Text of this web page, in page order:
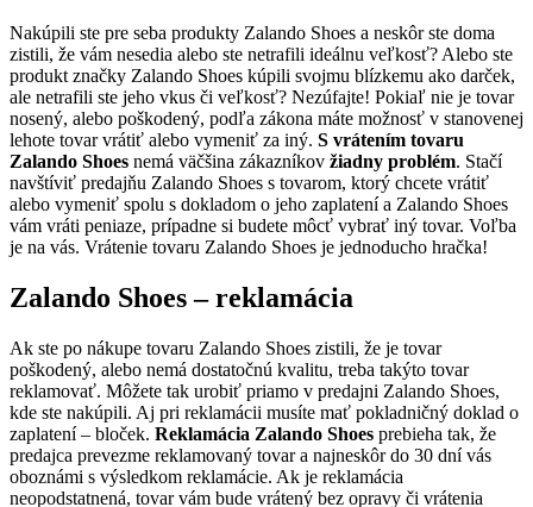
Nakúpili ste pre seba produkty Zalando Shoes a neskôr ste doma
zistili, že vám nesedia alebo ste netrafili ideálnu veľkosť? Alebo ste
produkt značky Zalando Shoes kúpili svojmu blízkemu ako darček,
ale netrafili ste jeho vkus či veľkosť? Nezúfajte! Pokiaľ nie je tovar
nosený, alebo poškodený, podľa zákona máte možnosť v stanovenej
lehote tovar vrátiť alebo vymeniť za iný. S vrátením tovaru
Zalando Shoes nemá väčšina zákazníkov žiadny problém. Stačí
navštíviť predajňu Zalando Shoes s tovarom, ktorý chcete vrátiť
alebo vymeniť spolu s dokladom o jeho zaplatení a Zalando Shoes
vám vráti peniaze, prípadne si budete môcť vybrať iný tovar. Voľba
je na vás. Vrátenie tovaru Zalando Shoes je jednoducho hračka!
Zalando Shoes – reklamácia
Ak ste po nákupe tovaru Zalando Shoes zistili, že je tovar
poškodený, alebo nemá dostatočnú kvalitu, treba takýto tovar
reklamovať. Môžete tak urobiť priamo v predajni Zalando Shoes,
kde ste nakúpili. Aj pri reklamácii musíte mať pokladničný doklad o
zaplatení – bloček. Reklamácia Zalando Shoes prebieha tak, že
predajca prevezme reklamovaný tovar a najneskôr do 30 dní vás
oboznámi s výsledkom reklamácie. Ak je reklamácia
neopodstatnená, tovar vám bude vrátený bez opravy či vrátenia